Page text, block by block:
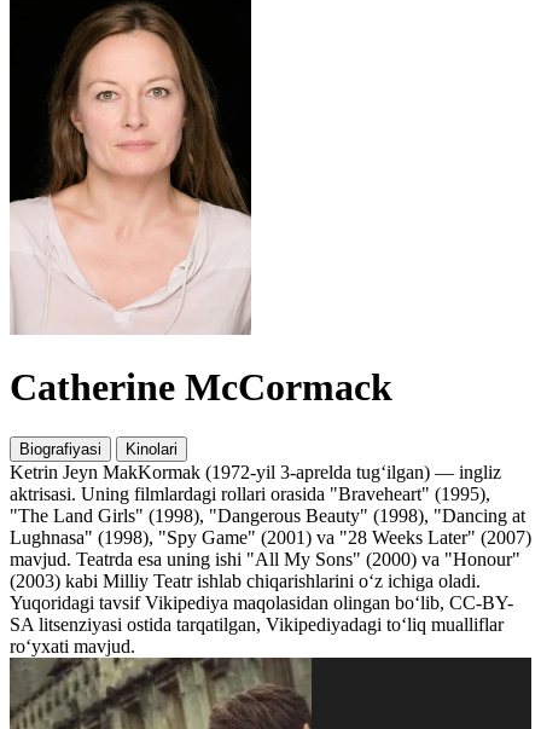
Catherine McCormack
Biografiyasi Kinolari
Ketrin Jeyn MakKormak (1972-yil 3-aprelda tug‘ilgan) — ingliz
aktrisasi. Uning filmlardagi rollari orasida "Braveheart" (1995),
"The Land Girls" (1998), "Dangerous Beauty" (1998), "Dancing at
Lughnasa" (1998), "Spy Game" (2001) va "28 Weeks Later" (2007)
mavjud. Teatrda esa uning ishi "All My Sons" (2000) va "Honour"
(2003) kabi Milliy Teatr ishlab chiqarishlarini o‘z ichiga oladi.
Yuqoridagi tavsif Vikipediya maqolasidan olingan bo‘lib, CC-BY-
SA litsenziyasi ostida tarqatilgan, Vikipediyadagi to‘liq mualliflar
ro‘yxati mavjud.